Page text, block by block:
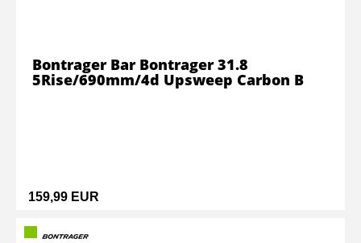
159,99 EUR
Bontrager Bar Bontrager 31.8
5Rise/690mm/4d Upsweep Carbon B